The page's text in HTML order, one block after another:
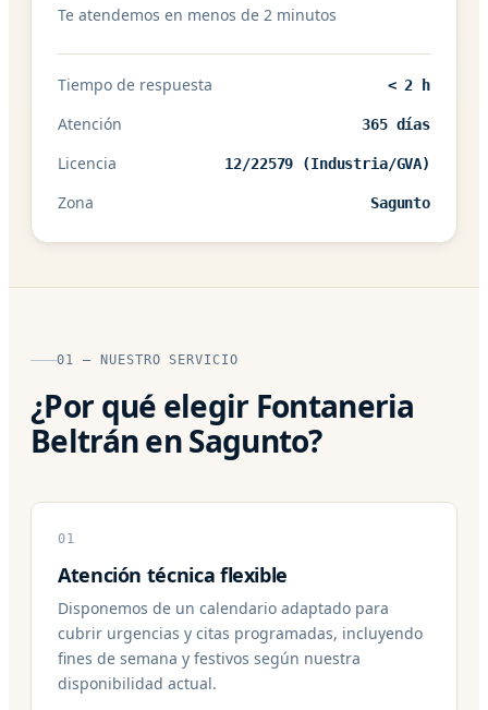
Te atendemos en menos de 2 minutos
Tiempo de respuesta < 2 h
Atención 365 días
Licencia 12/22579 (Industria/GVA)
Zona Sagunto
01 — NUESTRO SERVICIO
¿Por qué elegir Fontaneria
Beltrán en Sagunto?
01
Atención técnica flexible
Disponemos de un calendario adaptado para
cubrir urgencias y citas programadas, incluyendo
fines de semana y festivos según nuestra
disponibilidad actual.